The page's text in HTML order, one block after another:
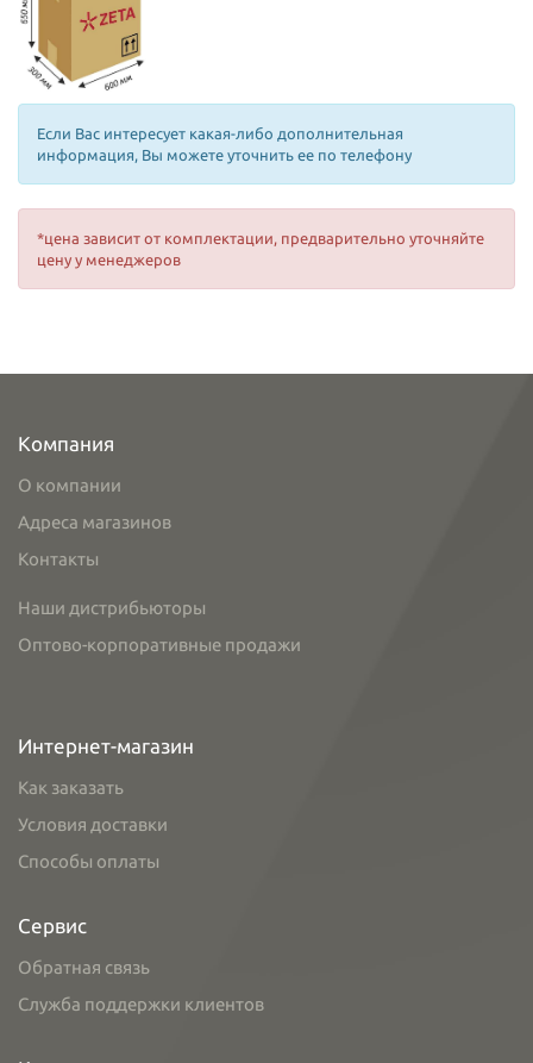
Если Вас интересует какая-либо дополнительная
информация, Вы можете уточнить ее по телефону
*цена зависит от комплектации, предварительно уточняйте
цену у менеджеров
Компания
О компании
Адреса магазинов
Контакты
Наши дистрибьюторы
Оптово-корпоративные продажи
Интернет-магазин
Как заказать
Условия доставки
Способы оплаты
Сервис
Обратная связь
Служба поддержки клиентов